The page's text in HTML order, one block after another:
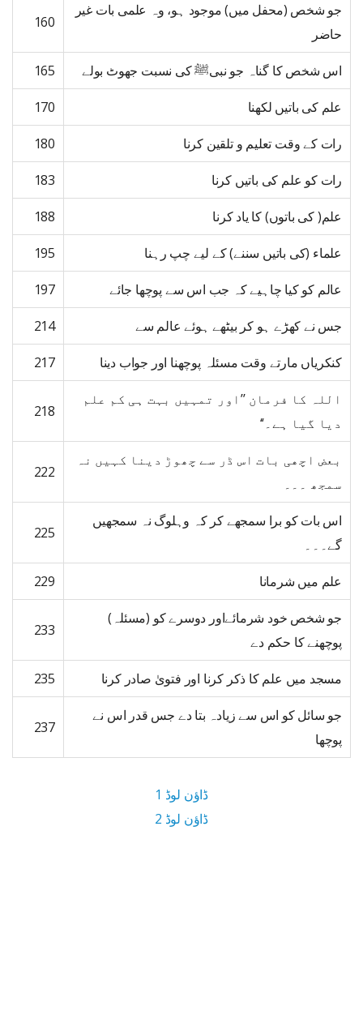
جو شخص (محفل میں) موجود ہو، وہ علمی بات غیر
حاضر
160
اس شخص کا گناہ جو نبیﷺ کی نسبت جھوٹ بولے 165
علم کی باتیں لکھنا 170
رات کے وقت تعلیم و تلقین کرنا 180
رات کو علم کی باتیں کرنا 183
علم( کی باتوں) کا یاد کرنا 188
علماء (کی باتیں سننے) کے لیے چپ رہنا 195
عالم کو کیا چاہیے کہ جب اس سے پوچھا جائے 197
جس نے کھڑے ہو کر بیٹھے ہوئے عالم سے 214
کنکریاں مارتے وقت مسئلہ پوچھنا اور جواب دینا 217
اللہ کا فرمان ’’اور تمہیں بہت ہی کم علم
دیا گیا ہے۔‘‘
218
بعض اچھی بات اس ڈر سے چھوڑ دینا کہیں نہ
سمجھ ۔۔۔
222
اس بات کو برا سمجھے کر کہ وہلوگ نہ سمجھیں
گے۔۔۔
225
علم میں شرمانا 229
جو شخص خود شرمائےاور دوسرے کو (مسئلہ)
پوچھنے کا حکم دے
233
مسجد میں علم کا ذکر کرنا اور فتویٰ صادر کرنا 235
جو سائل کو اس سے زیادہ بتا دے جس قدر اس نے
پوچھا
237
ڈاؤن لوڈ 1
ڈاؤن لوڈ 2